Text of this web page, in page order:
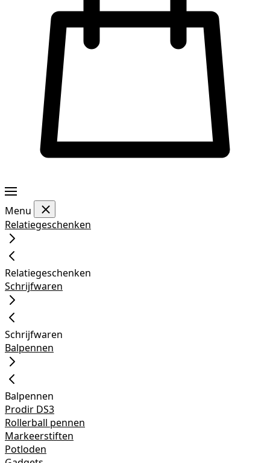
Menu
Relatiegeschenken
Relatiegeschenken
Schrijfwaren
Schrijfwaren
Balpennen
Balpennen
Prodir DS3
Rollerball pennen
Markeerstiften
Potloden